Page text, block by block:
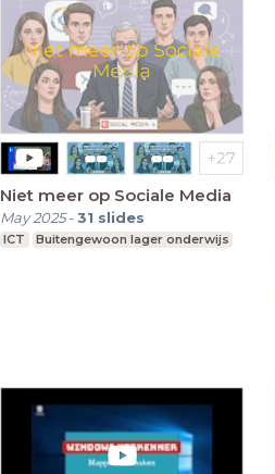
Niet meer op Sociale Media
May 2025-31 slides
ICT Buitengewoon lager onderwijs